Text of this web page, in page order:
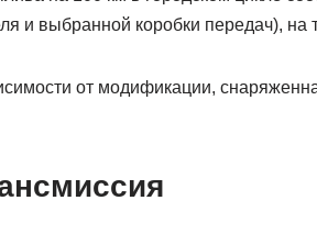
и выбранной коробки передач), на
от модификации,